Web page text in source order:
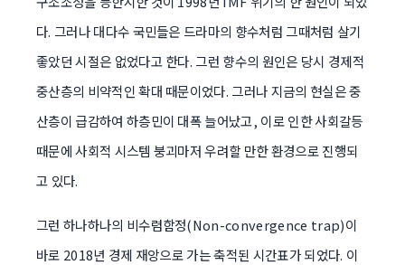
다. 그러나 대다수 국민들은 드라마의 향수처럼 그때처럼 살기
좋았던 시절은 없었다고 한다. 그런 향수의 원인은 당시 경제적
중산층의 비약적인 확대 때문이었다. 그러나 지금의 현실은 중
산층이 급감하여 하층민이 대폭 늘어났고, 이로 인한 사회갈등
때문에 사회적 시스템 붕괴마저 우려할 만한 환경으로 진행되
고 있다.
그런 하나하나의 비수렴함정(Non-convergence trap)이
바로 2018년 경제 재앙으로 가는 축적된 시간표가 되었다. 이